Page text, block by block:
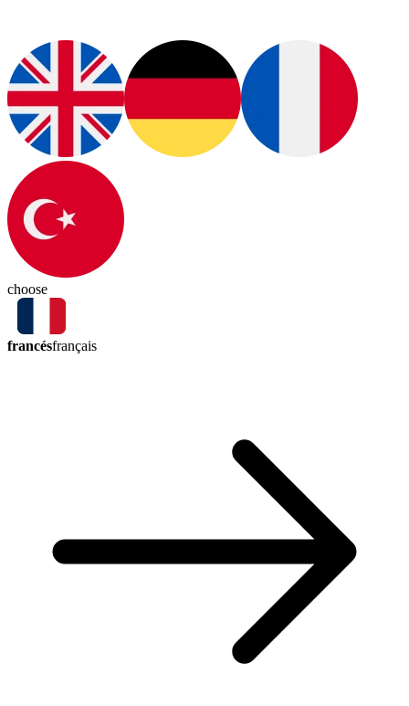
choose
francésfrançais